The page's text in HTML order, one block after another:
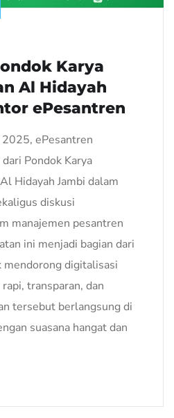
Karya
Al Hidayah
ePesantren
ePesantren
Pondok Karya
Hidayah Jambi dalam
diskusi
manajemen pesantren
ini menjadi bagian dari
mendorong digitalisasi
transparan, dan
tersebut berlangsung di
suasana hangat dan